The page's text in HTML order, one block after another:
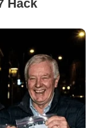
Media Siber
Kami
undang.